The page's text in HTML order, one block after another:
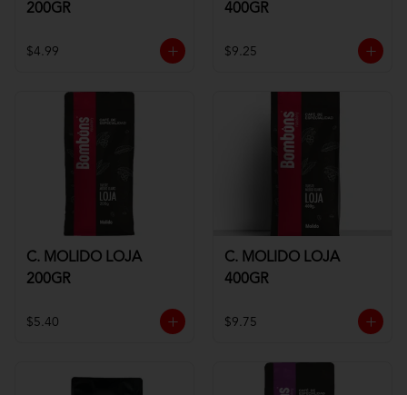
200GR
$4.99
400GR
$9.25
C. MOLIDO LOJA
200GR
$5.40
C. MOLIDO LOJA
400GR
$9.75